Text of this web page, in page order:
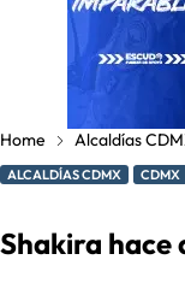
Home Alcaldías
ALCALDÍAS CDMX CDMX
Shakira hace